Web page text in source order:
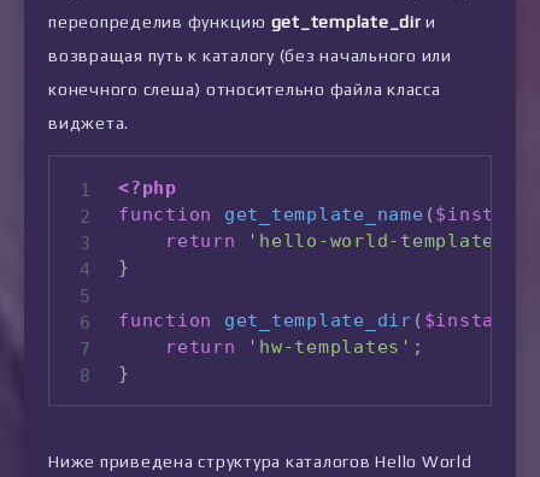
переопределив функцию get_template_dir и
возвращая путь к каталогу (без начального или
конечного слеша) относительно файла класса
виджета.
<?php
function
get_template_name ($instance
return
'hello-world-template'
}
function get_template_dir ( $instance
return
'hw-templates' ;
}
Ниже приведена структура каталогов Hello World